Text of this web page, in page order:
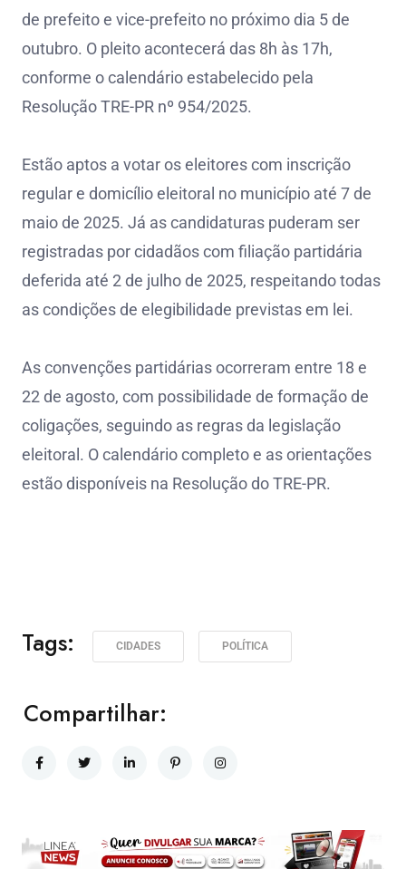
de prefeito e vice-prefeito no próximo dia 5 de
outubro. O pleito acontecerá das 8h às 17h,
conforme o calendário estabelecido pela
Resolução TRE-PR nº 954/2025.
Estão aptos a votar os eleitores com inscrição
regular e domicílio eleitoral no município até 7 de
maio de 2025. Já as candidaturas puderam ser
registradas por cidadãos com filiação partidária
deferida até 2 de julho de 2025, respeitando todas
as condições de elegibilidade previstas em lei.
As convenções partidárias ocorreram entre 18 e
22 de agosto, com possibilidade de formação de
coligações, seguindo as regras da legislação
eleitoral. O calendário completo e as orientações
estão disponíveis na Resolução do TRE-PR.
Tags: CIDADES POLÍTICA
Compartilhar: